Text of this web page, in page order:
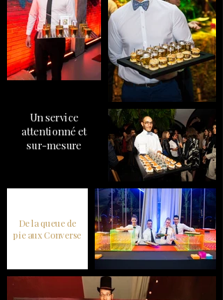
Un service
attentionné et
sur-mesure
De la queue de
pie aux Converse